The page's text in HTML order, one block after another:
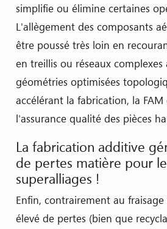
simplifie ou élimine certaines
L'allègement des composants
être poussé très loin en
en treillis ou réseaux complexes
géométries optimisées
accélérant la fabrication, la
l'assurance qualité des pièces
La fabrication additive
de pertes matière pour
superalliages !
Enfin, contrairement au
élevé de pertes (bien que